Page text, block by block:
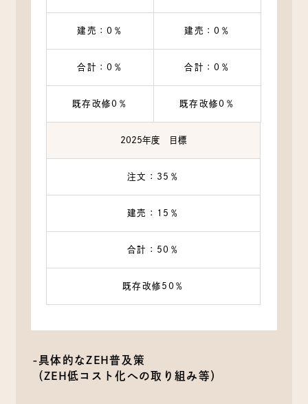
建売：0％ 建売：0％
合計：0％ 合計：0％
既存改修0％ 既存改修0％
2025年度 目標
注文：35％
建売：15％
合計：50％
既存改修50％
-具体的なZEH普及策
（ZEH低コスト化への取り組み等）